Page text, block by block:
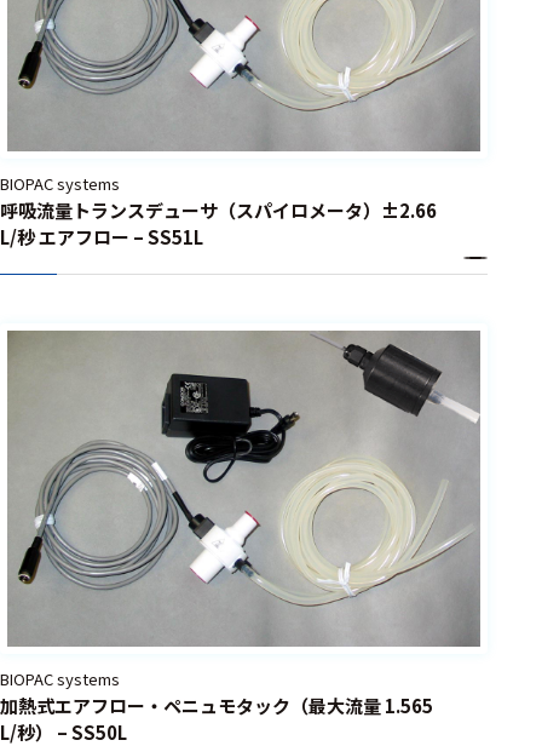
BIOPAC systems
呼吸流量トランスデューサ（スパイロメータ）±2.66
L/秒 エアフロー – SS51L
BIOPAC systems
加熱式エアフロー・ペニュモタック（最大流量 1.565
L/秒） – SS50L